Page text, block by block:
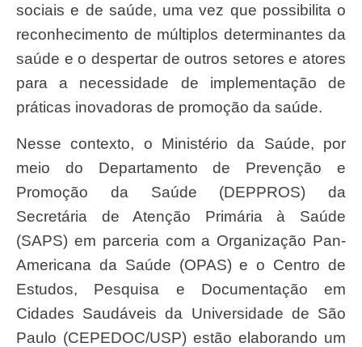
sociais e de saúde, uma vez que possibilita o
reconhecimento de múltiplos determinantes da
saúde e o despertar de outros setores e atores
para a necessidade de implementação de
práticas inovadoras de promoção da saúde.
Nesse contexto, o Ministério da Saúde, por
meio do Departamento de Prevenção e
Promoção da Saúde (DEPPROS) da
Secretária de Atenção Primária à Saúde
(SAPS) em parceria com a Organização Pan-
Americana da Saúde (OPAS) e o Centro de
Estudos, Pesquisa e Documentação em
Cidades Saudáveis da Universidade de São
Paulo (CEPEDOC/USP) estão elaborando um